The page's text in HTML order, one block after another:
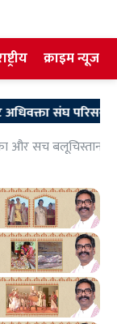
क्राइम न्यूज
परिसर में गुरु
और सच बलूचिस्तान में